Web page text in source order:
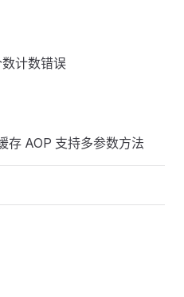
计数错误
存 AOP 支持多参数方法